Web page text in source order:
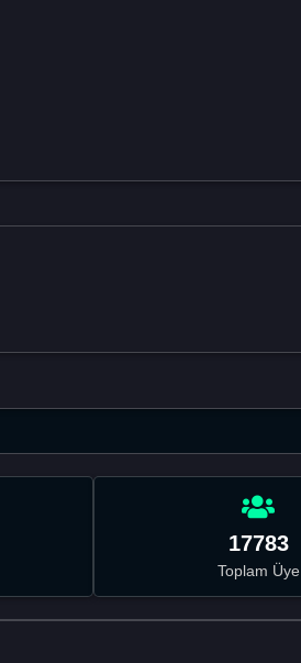
17783
Toplam Üye